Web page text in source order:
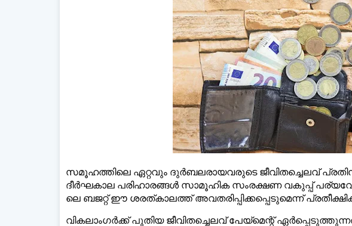
സമൂഹത്തിലെ ഏറ്റവും ദുർബലരായവരുടെ ജീവിതച്ചെലവ്
ദീർഘകാല പരിഹാരങ്ങൾ സാമൂഹിക സംരക്ഷണ വകുപ്പ്
ലെ ബജറ്റ് ഈ ശരത്കാലത്ത് അവതരിപ്പിക്കപ്പെടുമെന്ന്
വികലാംഗർക്ക് പുതിയ ജീവിതച്ചെലവ് പേയ്‌മെന്റ്
ഡെയ്‌ലി മലയാളി